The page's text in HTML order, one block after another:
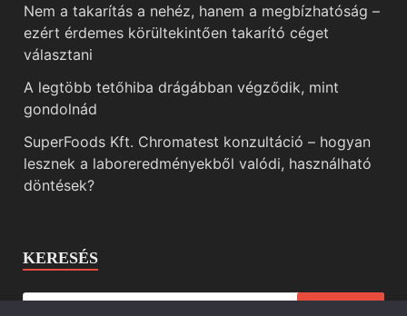
Nem a takarítás a nehéz, hanem a megbízhatóság –
ezért érdemes körültekintően takarító céget
választani
A legtöbb tetőhiba drágábban végződik, mint
gondolnád
SuperFoods Kft. Chromatest konzultáció – hogyan
lesznek a laboreredményekből valódi, használható
döntések?
KERESÉS